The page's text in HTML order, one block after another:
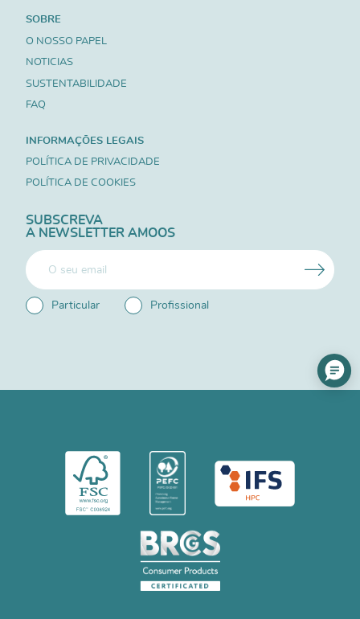
SOBRE
O NOSSO PAPEL
NOTICIAS
SUSTENTABILIDADE
FAQ
INFORMAÇÕES LEGAIS
POLÍTICA DE PRIVACIDADE
POLÍTICA DE COOKIES
SUBSCREVA
A NEWSLETTER AMOOS
Particular Profissional